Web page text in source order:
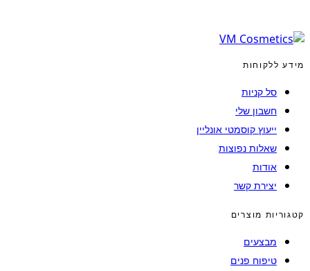
מידע ללקוחות
סל קניות
חשבון שלי
ייעוץ קוסמטי אונליין
שאלות נפוצות
אודות
יצירת קשר
קטגוריות מוצרים
מבצעים
טיפוח פנים